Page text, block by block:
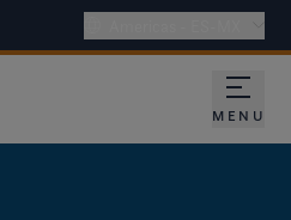
MENU